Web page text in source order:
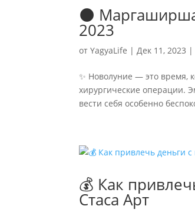
🌑
2023
отYagyaLife |Дек 11, 2023
✨ Новолуние — это время,
хирургические операции.
вести себя особенно
💰 Как
Стаса Арт